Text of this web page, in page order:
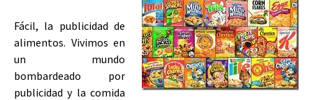
Fácil, la publicidad de
alimentos. Vivimos en
un mundo
bombardeado por
publicidad y la comida